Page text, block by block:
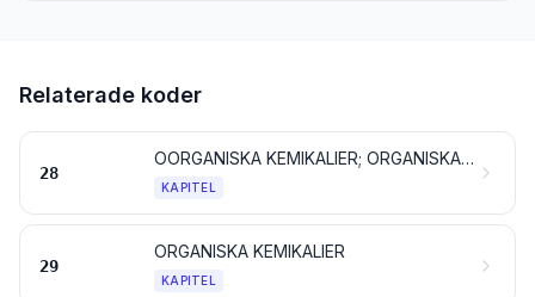
Relaterade koder
28
OORGANISKA KEMIKALIER; ORGANISKA OCH OORGANISKA FÖRENINGAR AV ÄDLA METALLER, AV SÄLLSYNTA JORDARTSMETALLER, AV RADIOAKTIVA GRUNDÄMNEN OCH AV ISOTOPER
KAPITEL
29
ORGANISKA KEMIKALIER
KAPITEL